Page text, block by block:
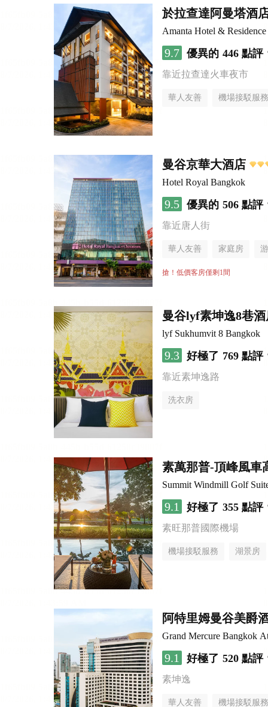
於拉查達阿曼塔酒
Amanta Hotel & Residence
9.7 優異的 446 點評
靠近拉查達火車夜市
華人友善 機場接駁服務
曼谷京華大酒店
Hotel Royal Bangkok
9.5 優異的 506 點評
靠近唐人街
華人友善 家庭房
搶！低價客房僅剩1間
曼谷lyf素坤逸8巷酒
lyf Sukhumvit 8 Bangkok
9.3 好極了 769 點評
靠近素坤逸路
洗衣房
素萬那普-頂峰風車
Summit Windmill Golf
9.1 好極了 355 點評
素旺那普國際機場
機場接駁服務 湖景房
阿特里姆曼谷美爵
Grand Mercure Bangkok
9.1 好極了 520 點評
素坤逸
華人友善 機場接駁服務